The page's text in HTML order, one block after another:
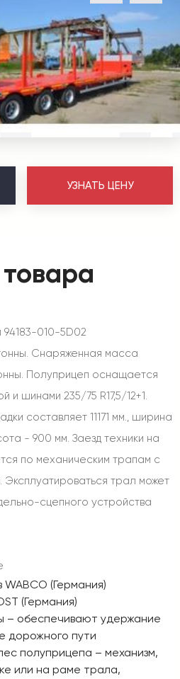
УЗНАТЬ ЦЕНУ
010-5D02
Снаряженная масса
Полуприцеп оснащается
и шинами 235/75 R17,5/12+1.
составляет 11171 мм., ширина
- 900 мм. Заезд техники на
по механическим трапам с
Эксплуатироваться трал может
сцепного устройства
(Германия)
(Германия)
– обеспечивают удержание
дорожного пути
полуприцепа – механизм,
или на раме трала,